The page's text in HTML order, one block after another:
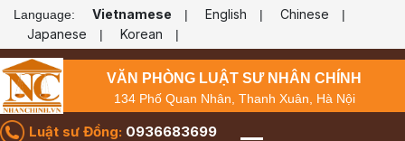
Language: Vietnamese | English | Chinese |
Japanese | Korean |
VĂN PHÒNG LUẬT SƯ NHÂN CHÍNH
134 Phố Quan Nhân, Thanh Xuân, Hà Nội
Luật sư Đồng: 0936683699